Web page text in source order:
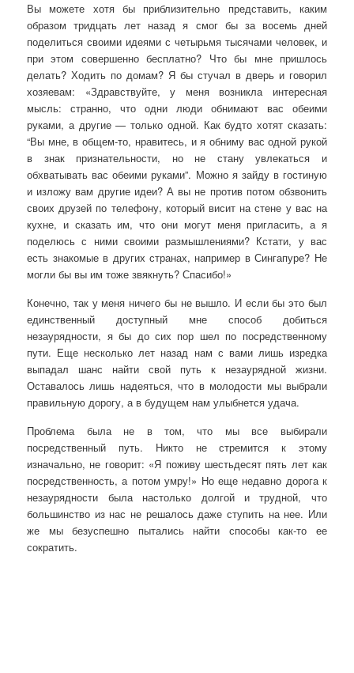
Вы можете хотя бы приблизительно представить, каким
образом тридцать лет назад я смог бы за восемь дней
поделиться своими идеями с четырьмя тысячами человек, и
при этом совершенно бесплатно? Что бы мне пришлось
делать? Ходить по домам? Я бы стучал в дверь и говорил
хозяевам: «Здравствуйте, у меня возникла интересная
мысль: странно, что одни люди обнимают вас обеими
руками, а другие — только одной. Как будто хотят сказать:
“Вы мне, в общем-то, нравитесь, и я обниму вас одной рукой
в знак признательности, но не стану увлекаться и
обхватывать вас обеими руками”. Можно я зайду в гостиную
и изложу вам другие идеи? А вы не против потом обзвонить
своих друзей по телефону, который висит на стене у вас на
кухне, и сказать им, что они могут меня пригласить, а я
поделюсь с ними своими размышлениями? Кстати, у вас
есть знакомые в других странах, например в Сингапуре? Не
могли бы вы им тоже звякнуть? Спасибо!»
Конечно, так у меня ничего бы не вышло. И если бы это был
единственный доступный мне способ добиться
незаурядности, я бы до сих пор шел по посредственному
пути. Еще несколько лет назад нам с вами лишь изредка
выпадал шанс найти свой путь к незаурядной жизни.
Оставалось лишь надеяться, что в молодости мы выбрали
правильную дорогу, а в будущем нам улыбнется удача.
Проблема была не в том, что мы все выбирали
посредственный путь. Никто не стремится к этому
изначально, не говорит: «Я поживу шестьдесят пять лет как
посредственность, а потом умру!» Но еще недавно дорога к
незаурядности была настолько долгой и трудной, что
большинство из нас не решалось даже ступить на нее. Или
же мы безуспешно пытались найти способы как-то ее
сократить.